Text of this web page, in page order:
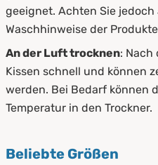
geeignet. Achten Sie
Waschhinweise der
An der Luft trocknen: Nach
Kissen schnell und können
werden. Bei Bedarf können
Temperatur in den Trockner.
Beliebte Größen